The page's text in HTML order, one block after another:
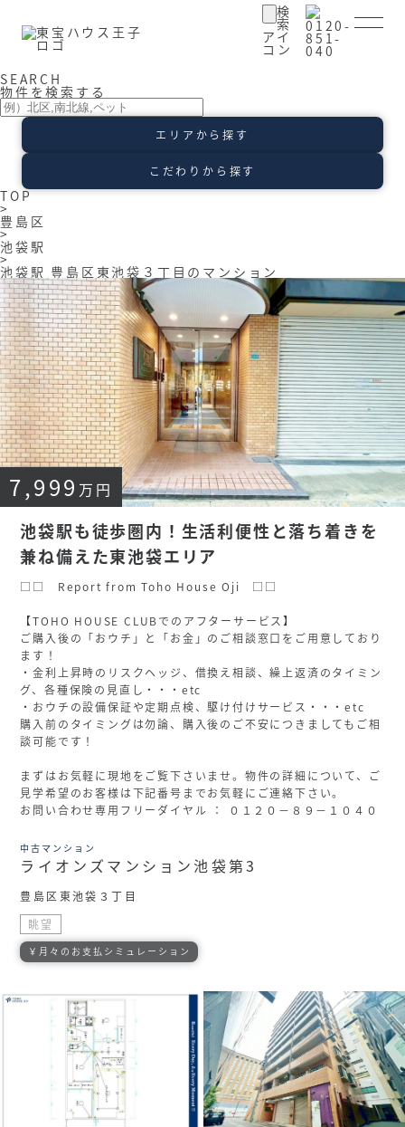
会員ログイン 登録情報
0120-851-040
SEARCH
物件を検索する
エリアから探す
こだわりから探す
TOP
>
豊島区
>
池袋駅
>
池袋駅 豊島区東池袋３丁目のマンション
7,999 万円
池袋駅も徒歩圏内！生活利便性と落ち着きを
兼ね備えた東池袋エリア
□□ Report from Toho House Oji □□
【TOHO HOUSE CLUBでのアフターサービス】
ご購入後の「おウチ」と「お金」のご相談窓口をご用意しており
ます！
・金利上昇時のリスクヘッジ、借換え相談、繰上返済のタイミン
グ、各種保険の見直し・・・etc
・おウチの設備保証や定期点検、駆け付けサービス・・・etc
購入前のタイミングは勿論、購入後のご不安につきましてもご相
談可能です！
まずはお気軽に現地をご覧下さいませ。物件の詳細について、ご
見学希望のお客様は下記番号までお気軽にご連絡下さい。
お問い合わせ専用フリーダイヤル ： ０１２０－８９－１０４０
中古マンション
ライオンズマンション池袋第3
豊島区東池袋３丁目
眺望
￥月々のお支払シミュレーション
季節感を演出する多彩な樹木と豊かな彩りが重なり、四季
折々の変化を楽しめる心地よい場所となることでしょう。時
間の経過と共に味わいが出る素敵なリゾート時間を楽しんで
ください。
機能、品質、安全性など、建築・環境に求められる基本的な
要件はもちろん、暮らしへの提案をも含んだ全体的な質の高
さを感じて頂ける筈です。是非一度、現地をご覧になってみ
住む人を映し出す洗練された佇まいは、いつまでも輝き続け